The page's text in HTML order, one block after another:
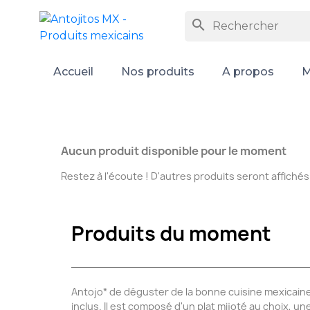
search
Accueil Nos produits A propos
Aucun produit disponible pour le moment
Restez à l'écoute ! D'autres produits seront
Produits du moment
Antojo* de déguster de la bonne cuisine
inclus. Il est composé d'un plat mijoté au choix,